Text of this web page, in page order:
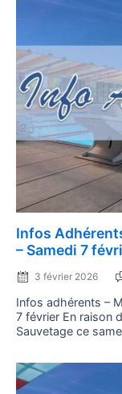
Infos
– Samedi 7
on
3 février 2026
Infos adhérents –
7 février En raison
Sauvetage ce